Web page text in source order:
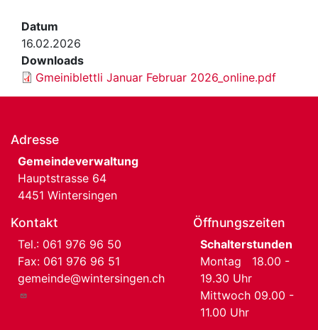
Datum
16.02.2026
Downloads
Gmeiniblettli Januar Februar 2026_online.pdf
Adresse
Gemeindeverwaltung
Hauptstrasse 64
4451 Wintersingen
Kontakt
Tel.: 061 976 96 50
Fax: 061 976 96 51
gemeinde@wintersingen.ch
Öffnungszeiten
Schalterstunden
Montag 18.00 -
19.30 Uhr
Mittwoch 09.00 -
11.00 Uhr